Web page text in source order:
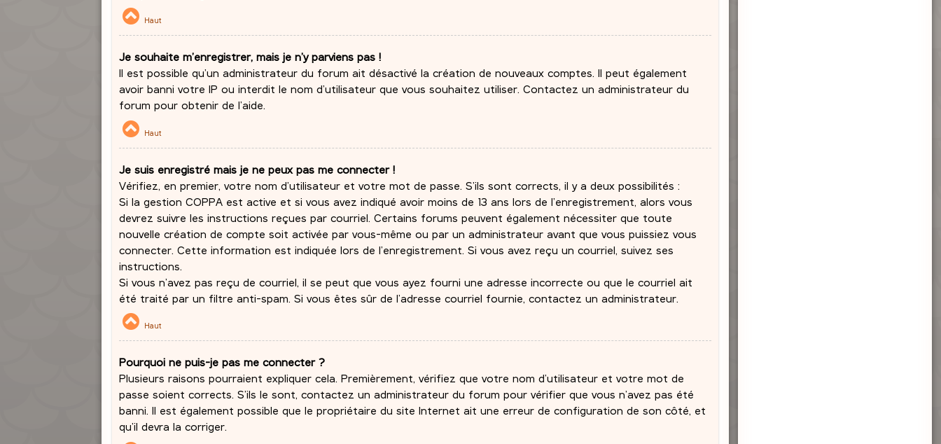
Haut
Je souhaite m’enregistrer, mais je n’y parviens pas !
Il est possible qu’un administrateur du forum ait désactivé la création de nouveaux comptes. Il peut également
avoir banni votre IP ou interdit le nom d’utilisateur que vous souhaitez utiliser. Contactez un administrateur du
forum pour obtenir de l’aide.
Haut
Je suis enregistré mais je ne peux pas me connecter !
Vérifiez, en premier, votre nom d’utilisateur et votre mot de passe. S’ils sont corrects, il y a deux possibilités :
Si la gestion COPPA est active et si vous avez indiqué avoir moins de 13 ans lors de l’enregistrement, alors vous
devrez suivre les instructions reçues par courriel. Certains forums peuvent également nécessiter que toute
nouvelle création de compte soit activée par vous-même ou par un administrateur avant que vous puissiez vous
connecter. Cette information est indiquée lors de l’enregistrement. Si vous avez reçu un courriel, suivez ses
instructions.
Si vous n’avez pas reçu de courriel, il se peut que vous ayez fourni une adresse incorrecte ou que le courriel ait
été traité par un filtre anti-spam. Si vous êtes sûr de l’adresse courriel fournie, contactez un administrateur.
Haut
Pourquoi ne puis-je pas me connecter ?
Plusieurs raisons pourraient expliquer cela. Premièrement, vérifiez que votre nom d’utilisateur et votre mot de
passe soient corrects. S’ils le sont, contactez un administrateur du forum pour vérifier que vous n’avez pas été
banni. Il est également possible que le propriétaire du site Internet ait une erreur de configuration de son côté, et
qu’il devra la corriger.